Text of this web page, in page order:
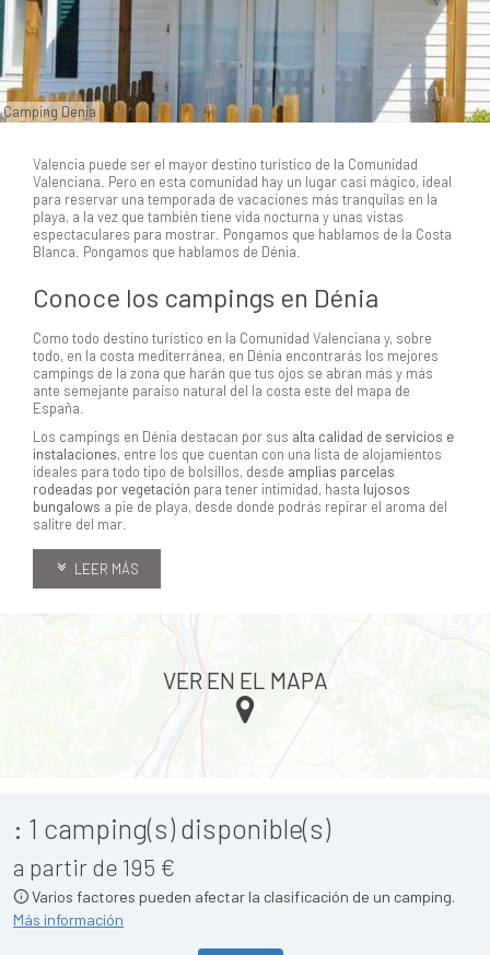
Camping Denia
Valencia puede ser el mayor destino turístico de la Comunidad
Valenciana. Pero en esta comunidad hay un lugar casi mágico, ideal
para reservar una temporada de vacaciones más tranquilas en la
playa, a la vez que también tiene vida nocturna y unas vistas
espectaculares para mostrar. Pongamos que hablamos de la Costa
Blanca. Pongamos que hablamos de Dénia.
Conoce los campings en Dénia
Como todo destino turístico en la Comunidad Valenciana y, sobre
todo, en la costa mediterránea, en Dénia encontrarás los mejores
campings de la zona que harán que tus ojos se abran más y más
ante semejante paraíso natural del la costa este del mapa de
España.
Los campings en Dénia destacan por sus alta calidad de servicios e
instalaciones, entre los que cuentan con una lista de alojamientos
ideales para todo tipo de bolsillos, desde amplias parcelas
rodeadas por vegetación para tener intimidad, hasta lujosos
bungalows a pie de playa, desde donde podrás repirar el aroma del
salitre del mar.
LEER MÁS
: 1 camping(s) disponible(s)
a partir de 195 €
Varios factores pueden afectar la clasificación de un camping.
Más información
VER EN EL MAPA